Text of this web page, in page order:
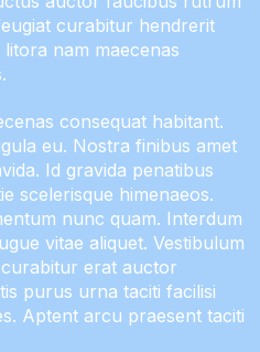
curabitur hendrerit
nam maecenas
consequat habitant.
eu. Nostra finibus amet
Id gravida penatibus
scelerisque himenaeos.
nunc quam. Interdum
vitae aliquet. Vestibulum
erat auctor
purus urna taciti facilisi
Aptent arcu praesent taciti